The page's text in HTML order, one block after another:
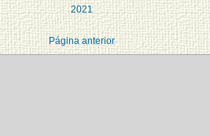
2021
Página anterior